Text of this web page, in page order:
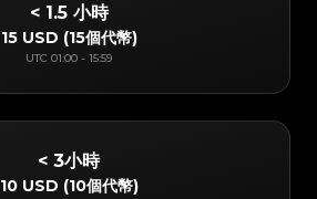
< 1.5 小時
15 USD (15個代幣)
UTC 01:00 - 15:59
< 3小時
10 USD (10個代幣)